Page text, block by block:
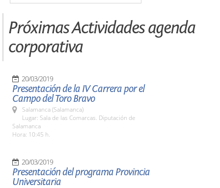
Próximas Actividades agenda
corporativa
20/03/2019
Presentación de la IV Carrera por el
Campo del Toro Bravo
Salamanca (Salamanca)
Lugar: Sala de las Comarcas. Diputación de
Salamanca
Hora: 10:45 h.
20/03/2019
Presentación del programa Provincia
Universitaria